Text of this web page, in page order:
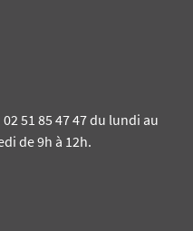
51 85 47 47 du lundi au
de 9h à 12h.